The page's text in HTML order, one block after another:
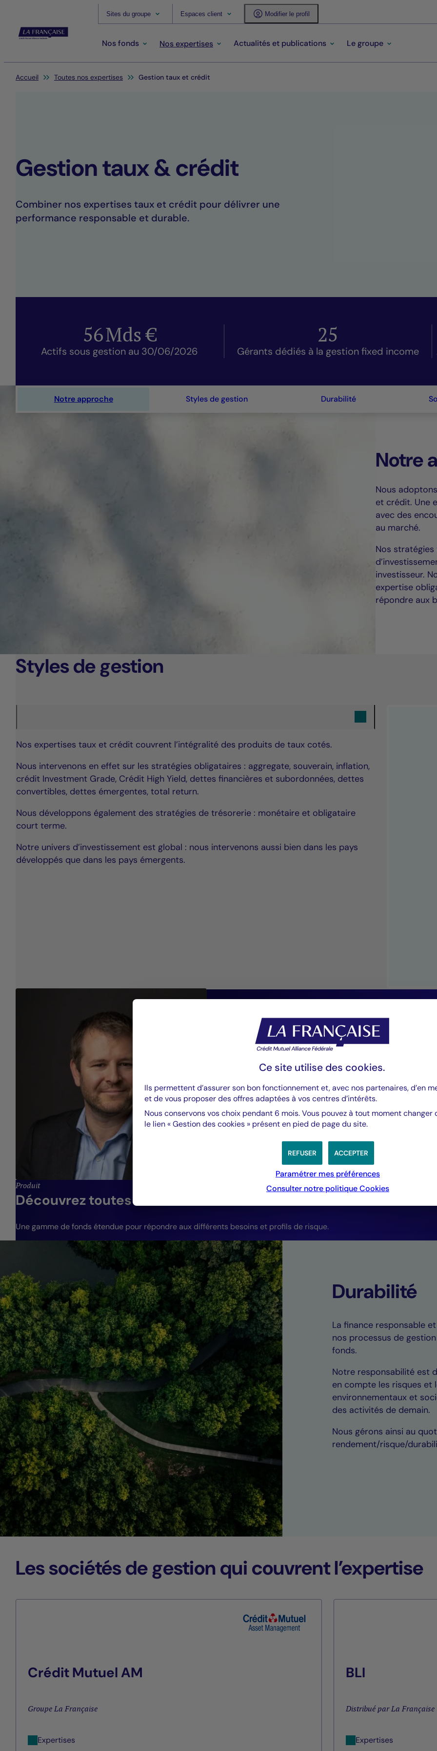
Sites du groupe Espaces client Modifier le profil
Nos fonds Nos expertises Actualités et publications Le groupe
Vous êtes ici:
Accueil Toutes nos expertises Gestion taux et crédit
Gestion taux & crédit
Combiner nos expertises taux et crédit pour délivrer une
performance responsable et durable.
56Mds €
Actifs sous gestion au 30/06/2026
25
Gérants dédiés à la gestion fixed income
Notre approche Styles de gestion Durabilité
Notre
Nous
et crédit. Une
avec des
au marché.
Nos
investisseur.
expertise
répondre aux
Styles de gestion
Nos expertises taux et crédit couvrent l’intégralité des produits de taux cotés.
Nous intervenons en effet sur les stratégies obligataires : aggregate, souverain, inflation,
crédit Investment Grade, Crédit High Yield, dettes financières et subordonnées, dettes
convertibles, dettes émergentes, total return.
Nous développons également des stratégies de trésorerie : monétaire et obligataire
court terme.
Notre univers d’investissement est global : nous intervenons aussi bien dans les pays
développés que dans les pays émergents.
“Notre gamme
clients
fois globale et
toutes nos
taux & crédit
Julien Maio,
Co-directeur Gestion taux et crédit, Crédit
Produit
Découvrez toutes nos solutions d'investissement
Une gamme de fonds étendue pour répondre aux différents besoins et profils de risque.
Durabilité
La finance responsable
nos processus de
fonds.
Notre responsabilité est
en compte les risques et
environnementaux et
des activités de demain.
Nous gérons ainsi au
rendement/risque/
Les sociétés de gestion qui couvrent l’expertise
Crédit Mutuel AM
Groupe La Française
Expertises
BLI
Distribué par La Française
Expertises
Ce site utilise des cookies.
Ils permettent d’assurer son bon fonctionnement et, avec nos partenaires, d’en
et de vous proposer des offres adaptées à vos centres d’intérêts.
Nous conservons vos choix pendant 6 mois. Vous pouvez à tout moment changer
le lien « Gestion des cookies » présent en pied de page du site.
ACCEPTER
REFUSER
Paramétrer mes préférences
Consulter notre politiqueCookies